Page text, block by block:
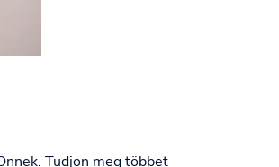
Tudjon meg többet